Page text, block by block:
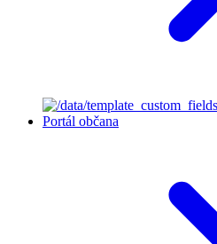
Portál občana